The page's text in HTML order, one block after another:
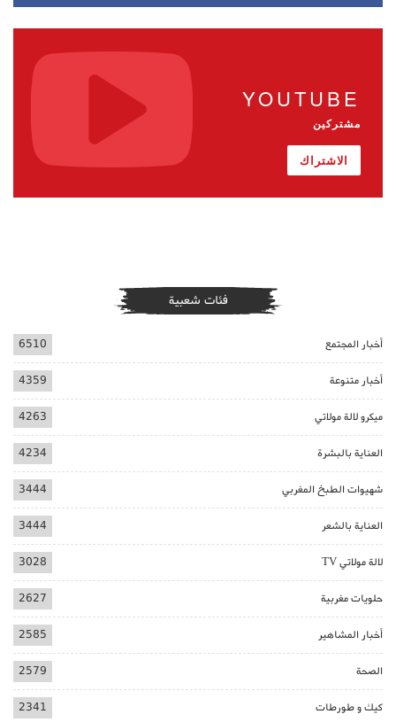
YOUTUBE
مشتركين
الاشتراك
فئات شعبية
أخبار المجتمع 6510
أخبار متنوعة 4359
ميكرو لالة مولاتي 4263
العناية بالبشرة 4234
شهيوات الطبخ المغربي 3444
العناية بالشعر 3444
لالة مولاتي TV 3028
حلويات مغربية 2627
أخبار المشاهير 2585
الصحة 2579
كيك و طورطات 2341